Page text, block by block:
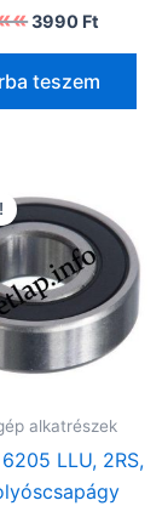
Original
price
was:
4990 Ft.
3990 Ft
is:
3990
teszem
alkatrészek
LLU, 2RS,